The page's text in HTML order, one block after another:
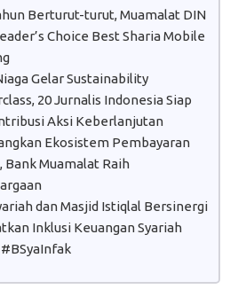
Berturut-turut, Muamalat DIN
Choice Best Sharia Mobile
Gelar Sustainability
20 Jurnalis Indonesia Siap
Aksi Keberlanjutan
Ekosistem Pembayaran
Bank Muamalat Raih
dan Masjid Istiqlal Bersinergi
Inklusi Keuangan Syariah